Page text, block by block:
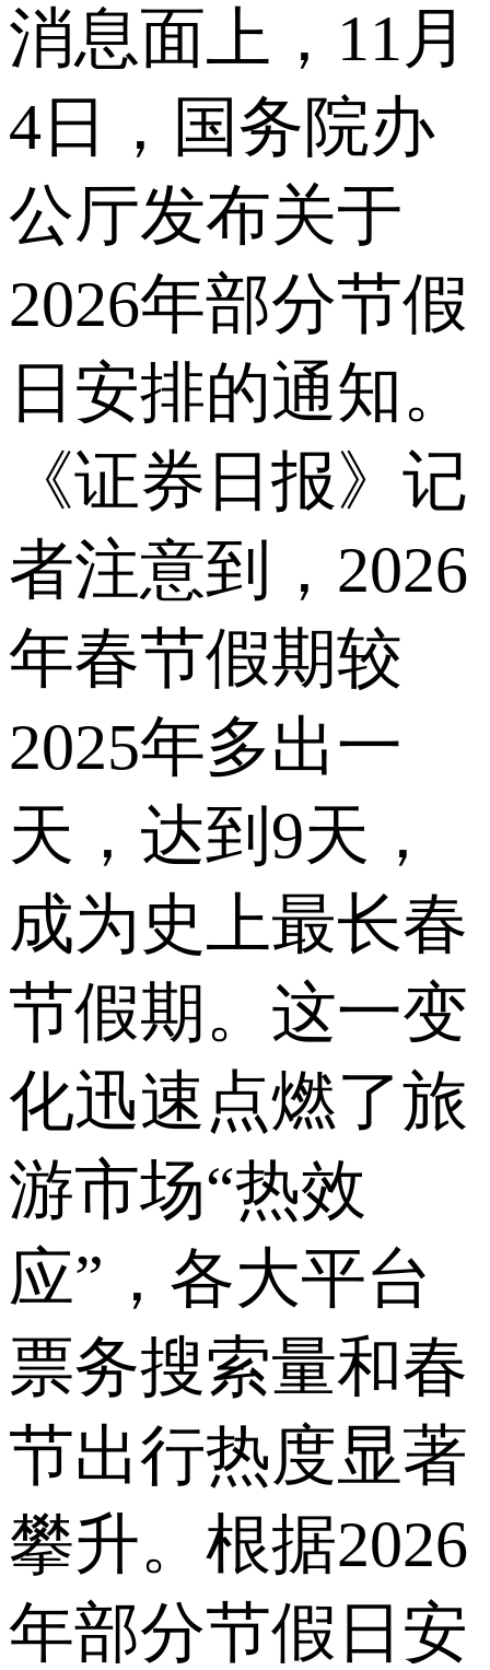
消息面上，11月
4日，国务院办
公厅发布关于
2026年部分节假
日安排的通知。
《证券日报》记
者注意到，2026
年春节假期较
2025年多出一
天，达到9天，
成为史上最长春
节假期。这一变
化迅速点燃了旅
游市场“热效
应”，各大平台
票务搜索量和春
节出行热度显著
攀升。根据2026
年部分节假日安